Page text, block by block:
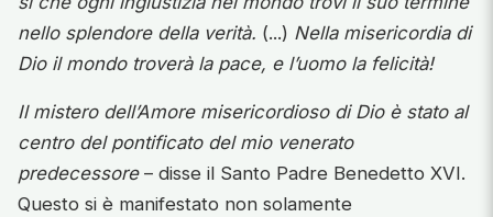
nello splendore della verità. (...) Nella misericordia di
Dio il mondo troverà la pace, e l’uomo la felicità!
Il mistero dell’Amore misericordioso di Dio è stato al
centro del pontificato del mio venerato
predecessore– disse il Santo Padre Benedetto XVI.
Questo si è manifestato non solamente